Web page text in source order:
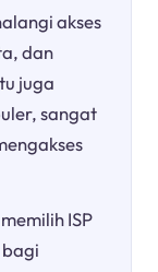
akses
dan
juga
sangat
ISP